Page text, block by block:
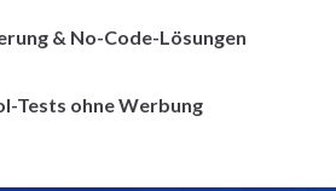
& No-Code-Lösungen
Tests ohne Werbung